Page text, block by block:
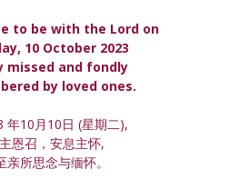
to be with the Lord on
10 October 2023
missed and fondly
by loved ones.
年10月10日 (星期二),
恩召，安息主怀,
亲所思念与缅怀。